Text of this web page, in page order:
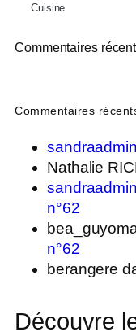
Cuisine
Commentaires
Commentaires
Nathalie
n°62
n°62
berangere
Découvre